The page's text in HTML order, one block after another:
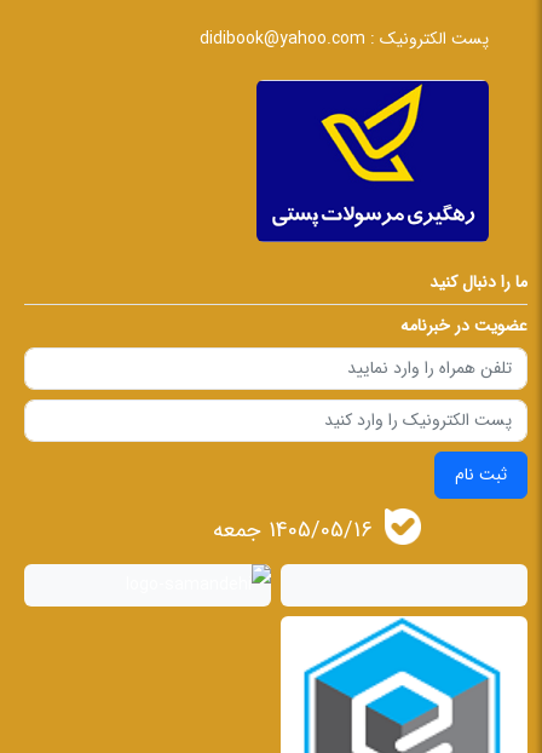
پست الکترونیک : didibook@yahoo.com
ما را دنبال کنید
عضویت در خبرنامه
ثبت نام
1405/05/16 جمعه